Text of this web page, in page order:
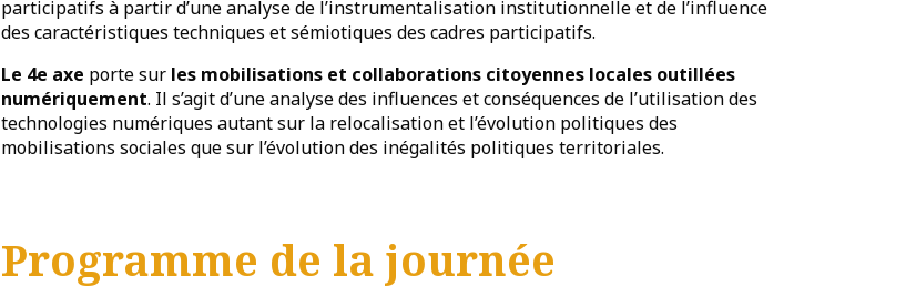
participatifs à partir d’une analyse de l’instrumentalisation institutionnelle et de l’influence
des caractéristiques techniques et sémiotiques des cadres participatifs.
Le 4e axe porte sur les mobilisations et collaborations citoyennes locales outillées
numériquement. Il s’agit d’une analyse des influences et conséquences de l’utilisation des
technologies numériques autant sur la relocalisation et l’évolution politiques des
mobilisations sociales que sur l’évolution des inégalités politiques territoriales.
Programme de la journée